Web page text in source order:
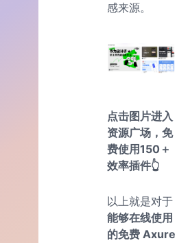
感来源。
点击图片进入
资源广场，免
费使用150＋
效率插件👆
以上就是对于
能够在线使用
的免费 Axure